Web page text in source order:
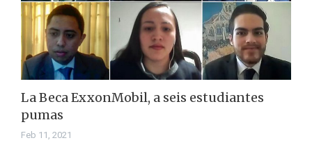
La Beca ExxonMobil, a seis estudiantes
pumas
Feb 11, 2021